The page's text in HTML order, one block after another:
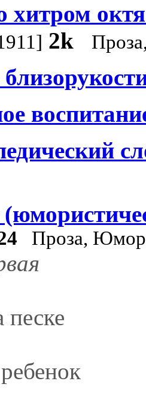
хитром
2k
Проза, Юмор
песке